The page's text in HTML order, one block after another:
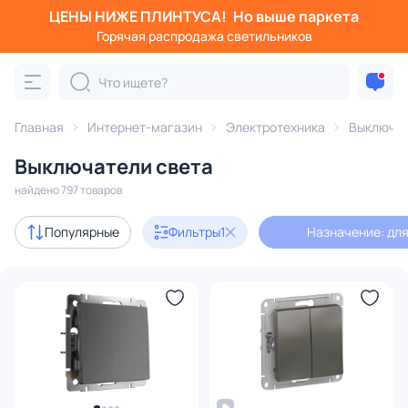
ЦЕНЫ НИЖЕ ПЛИНТУСА! Но выше паркета
Горячая распродажа светильников
Главная Интернет-магазин Электротехника
Выключатели света
найдено 797 товаров
Популярные Фильтры1 Назначение:
Фильтры
Категория:
диммеры
В наличии 638